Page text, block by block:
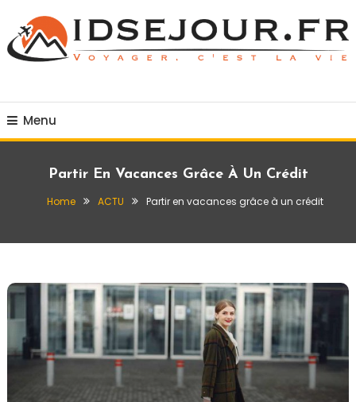
Content
Menu
Partir En Vacances Grâce À Un Crédit
Home ACTU Partir en vacances grâce à un crédit